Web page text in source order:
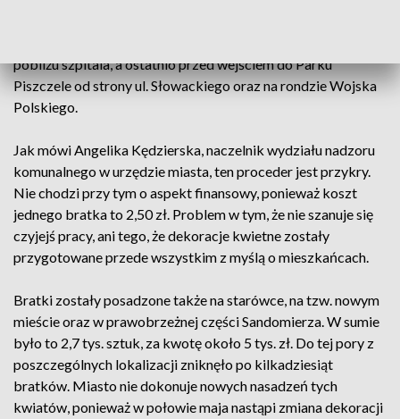
pobliżu szpitala, a ostatnio przed wejściem do Parku
Piszczele od strony ul. Słowackiego oraz na rondzie Wojska
Polskiego.
Jak mówi Angelika Kędzierska, naczelnik wydziału nadzoru
komunalnego w urzędzie miasta, ten proceder jest przykry.
Nie chodzi przy tym o aspekt finansowy, ponieważ koszt
jednego bratka to 2,50 zł. Problem w tym, że nie szanuje się
czyjejś pracy, ani tego, że dekoracje kwietne zostały
przygotowane przede wszystkim z myślą o mieszkańcach.
Bratki zostały posadzone także na starówce, na tzw. nowym
mieście oraz w prawobrzeżnej części Sandomierza. W sumie
było to 2,7 tys. sztuk, za kwotę około 5 tys. zł. Do tej pory z
poszczególnych lokalizacji zniknęło po kilkadziesiąt
bratków. Miasto nie dokonuje nowych nasadzeń tych
kwiatów, ponieważ w połowie maja nastąpi zmiana dekoracji